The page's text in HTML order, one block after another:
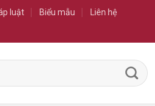
luật Biểu mẫu Liên hệ